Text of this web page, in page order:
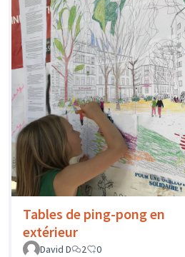
Tables de ping-pong en
extérieur
David D
2 0